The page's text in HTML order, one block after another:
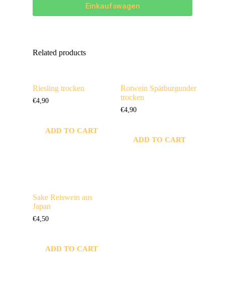
Einkaufswagen
Related products
Riesling trocken
€4,90
ADD TO CART
Rotwein Spätburgunder
trocken
€4,90
ADD TO CART
Sake Reiswein aus
Japan
€4,50
ADD TO CART